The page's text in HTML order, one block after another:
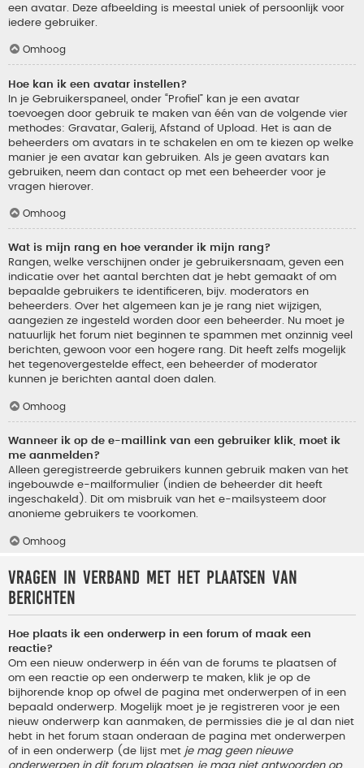
een avatar. Deze afbeelding is meestal uniek of persoonlijk voor
iedere gebruiker.
Omhoog
Hoe kan ik een avatar instellen?
In je Gebruikerspaneel, onder “Profiel” kan je een avatar
toevoegen door gebruik te maken van één van de volgende vier
methodes: Gravatar, Galerij, Afstand of Upload. Het is aan de
beheerders om avatars in te schakelen en om te kiezen op welke
manier je een avatar kan gebruiken. Als je geen avatars kan
gebruiken, neem dan contact op met een beheerder voor je
vragen hierover.
Omhoog
Wat is mijn rang en hoe verander ik mijn rang?
Rangen, welke verschijnen onder je gebruikersnaam, geven een
indicatie over het aantal berchten dat je hebt gemaakt of om
bepaalde gebruikers te identificeren, bijv. moderators en
beheerders. Over het algemeen kan je je rang niet wijzigen,
aangezien ze ingesteld worden door een beheerder. Nu moet je
natuurlijk het forum niet beginnen te spammen met onzinnig veel
berichten, gewoon voor een hogere rang. Dit heeft zelfs mogelijk
het tegenovergestelde effect, een beheerder of moderator
kunnen je berichten aantal doen dalen.
Omhoog
Wanneer ik op de e-maillink van een gebruiker klik, moet ik
me aanmelden?
Alleen geregistreerde gebruikers kunnen gebruik maken van het
ingebouwde e-mailformulier (indien de beheerder dit heeft
ingeschakeld). Dit om misbruik van het e-mailsysteem door
anonieme gebruikers te voorkomen.
Omhoog
Vragen in verband met het plaatsen van
berichten
Hoe plaats ik een onderwerp in een forum of maak een
reactie?
Om een nieuw onderwerp in één van de forums te plaatsen of
om een reactie op een onderwerp te maken, klik je op de
bijhorende knop op ofwel de pagina met onderwerpen of in een
bepaald onderwerp. Mogelijk moet je je registreren voor je een
nieuw onderwerp kan aanmaken, de permissies die je al dan niet
hebt in het forum staan onderaan de pagina met onderwerpen
of in een onderwerp (de lijst met je mag geen nieuwe
onderwerpen in dit forum plaatsen, je mag niet antwoorden op